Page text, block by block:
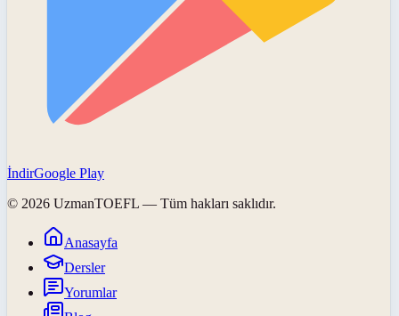
İndirGoogle Play
© 2026 UzmanTOEFL — Tüm hakları saklıdır.
Anasayfa
Dersler
Yorumlar